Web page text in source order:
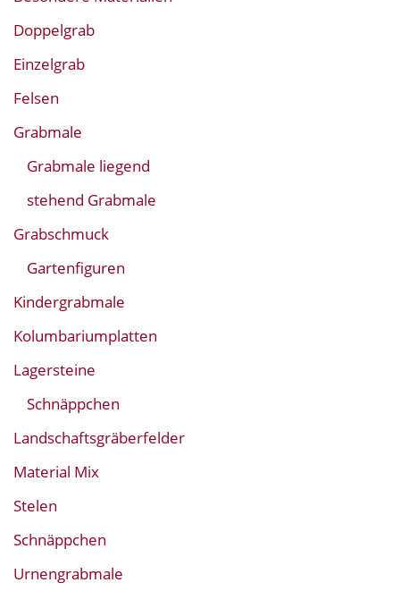
Doppelgrab
Einzelgrab
Felsen
Grabmale
Grabmale liegend
stehend Grabmale
Grabschmuck
Gartenfiguren
Kindergrabmale
Kolumbariumplatten
Lagersteine
Schnäppchen
Landschaftsgräberfelder
Material Mix
Stelen
Schnäppchen
Urnengrabmale